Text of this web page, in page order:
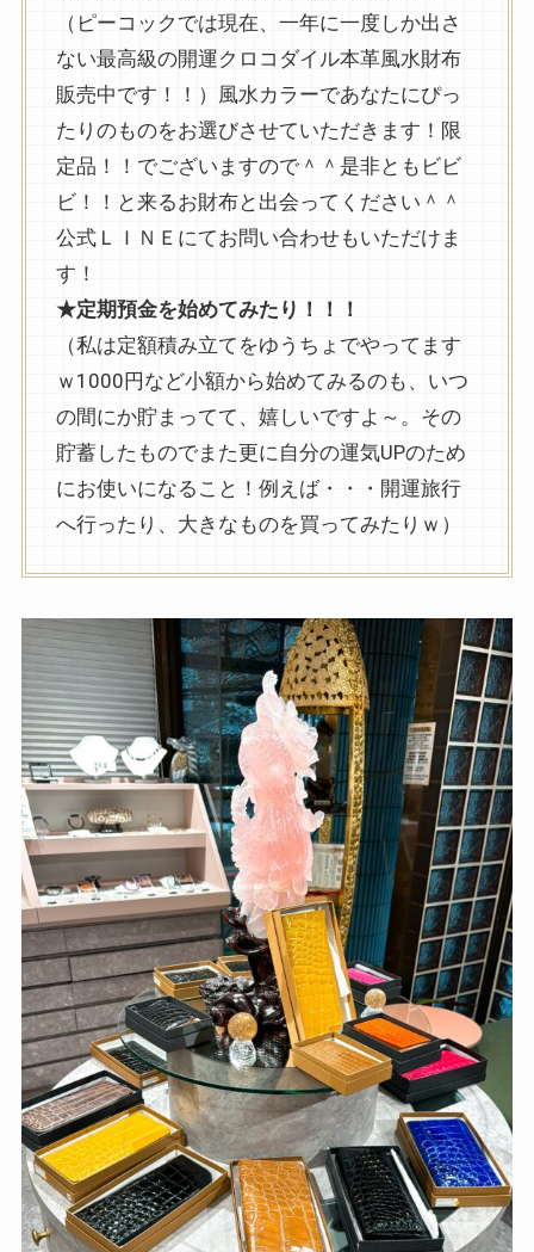
（ピーコックでは現在、一年に一度しか出さ
ない最高級の開運クロコダイル本革風水財布
販売中です！！）風水カラーであなたにぴっ
たりのものをお選びさせていただきます！限
定品！！でございますので＾＾是非ともビビ
ビ！！と来るお財布と出会ってください＾＾
公式ＬＩＮＥにてお問い合わせもいただけま
す！
★定期預金を始めてみたり！！！
（私は定額積み立てをゆうちょでやってます
ｗ1000円など小額から始めてみるのも、いつ
の間にか貯まってて、嬉しいですよ～。その
貯蓄したものでまた更に自分の運気UPのため
にお使いになること！例えば・・・開運旅行
へ行ったり、大きなものを買ってみたりｗ）